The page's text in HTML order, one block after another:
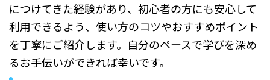
につけてきた経験があり、初心者の方にも安心して
利用できるよう、使い方のコツやおすすめポイント
を丁寧にご紹介します。自分のペースで学びを深め
るお手伝いができれば幸いです。